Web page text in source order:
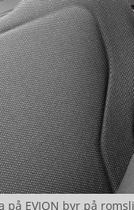
på EVION byr på